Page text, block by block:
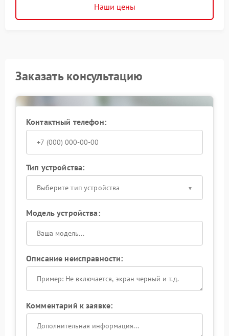
Наши цены
Заказать консультацию
Контактный телефон:
Тип устройства:
Выберите тип устройства
Модель устройства:
Описание неисправности:
Комментарий к заявке: